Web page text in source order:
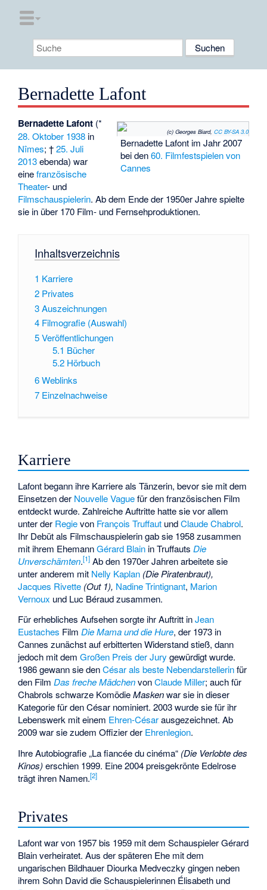
Bernadette Lafont
(c) Georges Biard, CC BY-SA 3.0
Bernadette Lafont im Jahr 2007
bei den60. Filmfestspielen von
Cannes
Bernadette Lafont (*
28. Oktober 1938 in
Nîmes; †25. Juli
2013ebenda) war
einefranzösische
Theater- und
Filmschauspielerin. Ab dem Ende der 1950er Jahre spielte
sie in über 170 Film- und Fernsehproduktionen.
Inhaltsverzeichnis
1 Karriere
2 Privates
3Auszeichnungen
4 Filmografie (Auswahl)
5Veröffentlichungen
5.1 Bücher
5.2 Hörbuch
6Weblinks
7 Einzelnachweise
Karriere
Lafont begann ihre Karriere als Tänzerin, bevor sie mit dem
Einsetzen der Nouvelle Vaguefür den französischen Film
entdeckt wurde. Zahlreiche Auftritte hatte sie vor allem
unter der Regievon François Truffaut undClaude Chabrol.
Ihr Debüt als Filmschauspielerin gab sie 1958 zusammen
mit ihrem EhemannGérard Blain in TruffautsDie
Unverschämten.[1] Ab den 1970er Jahren arbeitete sie
unter anderem mit Nelly Kaplan (Die Piratenbraut),
Jacques Rivette (Out 1), Nadine Trintignant, Marion
Vernoux und Luc Béraud zusammen.
Für erhebliches Aufsehen sorgte ihr Auftritt inJean
Eustaches FilmDie Mama und die Hure, der 1973 in
Cannes zunächst auf erbitterten Widerstand stieß, dann
jedoch mit demGroßen Preis der Jury gewürdigt wurde.
1986 gewann sie denCésar als beste Nebendarstellerinfür
den FilmDas freche MädchenvonClaude Miller; auch für
Chabrols schwarze KomödieMaskenwar sie in dieser
Kategorie für den César nominiert. 2003 wurde sie für ihr
Lebenswerk mit einem Ehren-Césarausgezeichnet. Ab
2009 war sie zudem Offizier der Ehrenlegion.
Ihre Autobiografie „La fiancée du cinéma“ (Die Verlobte des
Kinos)erschien 1999. Eine 2004 preisgekrönte Edelrose
trägt ihren Namen.[2]
Privates
Lafont war von 1957 bis 1959 mit dem Schauspieler Gérard
Blain verheiratet. Aus der späteren Ehe mit dem
ungarischen Bildhauer Diourka Medveczky gingen neben
ihrem Sohn David die Schauspielerinnen Élisabeth und